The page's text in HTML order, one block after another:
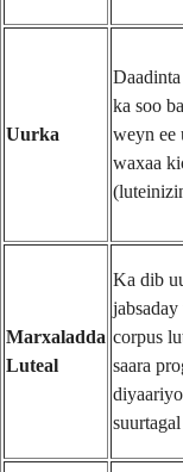
Uurka
ka soo
weyn ee
waxaa
Marxaladda
Luteal
Ka dib
corpus
saara